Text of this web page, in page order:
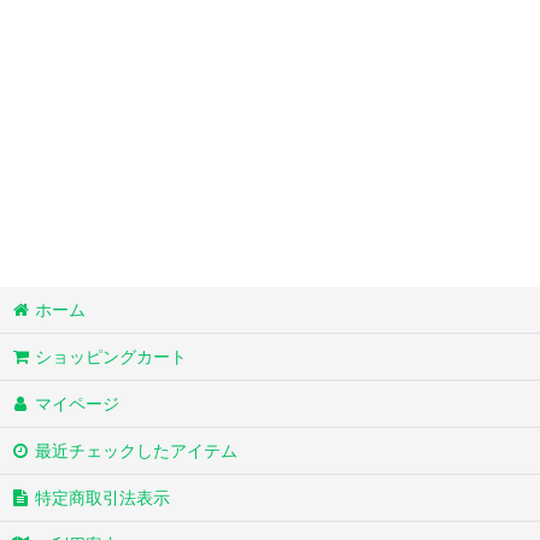
ホーム
ショッピングカート
マイページ
最近チェックしたアイテム
特定商取引法表示